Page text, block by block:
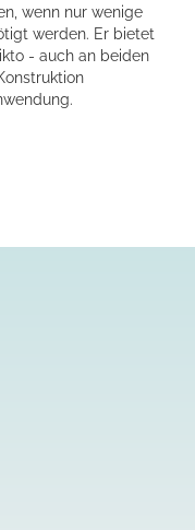
wenn nur wenige
werden. Er bietet
- auch an beiden